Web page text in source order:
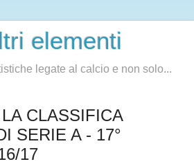
elementi
legate al calcio e non solo...
CLASSIFICA
SERIE A - 17°
17